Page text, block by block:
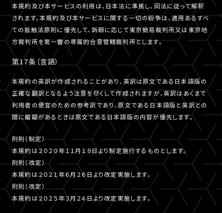
本規約及び本サービスの利用は、日本法に準拠し、同法に従って解釈
されます。本規約及び本サービスに関する一切の紛争は、適用あるすべ
ての抵触法原則に優先して、訴額に応じて東京簡易裁判所又は東京地
方裁判所を第一審の専属的合意管轄裁判所とします。
第17条（言語）
本規約の英訳が作成されることがあり、英訳は原文である日本語版の
正確な翻訳となるよう注意を尽くして作成されますが、英訳はあくまで
利用者の便宜のための参考訳であり、原文である日本語版と英訳との
間に齟齬があるときは原文である日本語版の内容が優先します。
附則（制定）
本規約は２０２０年１１月１８日より制定施行するものとします。
附則（改定）
本規約は２０２１年６月２６日より改定実施します。
附則（改定）
本規約は２０２５年３月２４日より改定実施します。